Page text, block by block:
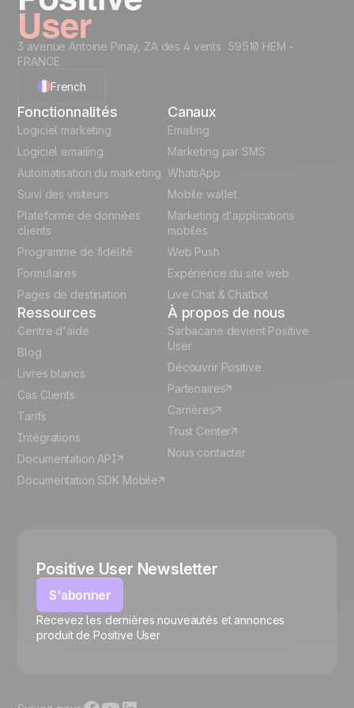
🍪
level...
Creative Assets like
(ready HTML)
Structure
Code Snippets
Automation
templates
Unlock the full use-case
3 avenue Antoine Pinay, ZA des 4 vents 59510 HEM -
FRANCE
French
English
German
Italian
Fonctionnalités
Logiciel marketing
Logiciel emailing
Automatisation du marketing
Suivi des visiteurs
Plateforme de données
clients
Programme de fidélité
Formulaires
Pages de destination
Canaux
Emailing
Marketing par SMS
WhatsApp
Mobile wallet
Marketing d'applications
mobiles
Web Push
Expérience du site web
Live Chat & Chatbot
Ressources
Centre d'aide
Blog
Livres blancs
Cas Clients
Tarifs
Intégrations
Documentation API
Documentation SDK Mobile
À propos de nous
Sarbacane devient Positive
User
Découvrir Positive
Partenaires
Carrières
Trust Center
Nous contacter
Positive User Newsletter
S'abonner
Recevez les dernières nouveautés et annonces
produit de Positive User